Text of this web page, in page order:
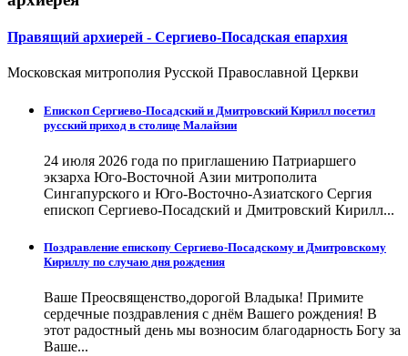
Правящий архиерей - Сергиево-Посадская епархия
Московская митрополия Русской Православной Церкви
Епископ Сергиево-Посадский и Дмитровский Кирилл посетил
русский приход в столице Малайзии
24 июля 2026 года по приглашению Патриаршего
экзарха Юго-Восточной Азии митрополита
Сингапурского и Юго-Восточно-Азиатского Сергия
епископ Сергиево-Посадский и Дмитровский Кирилл...
Поздравление епископу Сергиево-Посадскому и Дмитровскому
Кириллу по случаю дня рождения
Ваше Преосвященство,дорогой Владыка! Примите
сердечные поздравления с днём Вашего рождения! В
этот радостный день мы возносим благодарность Богу за
Ваше...